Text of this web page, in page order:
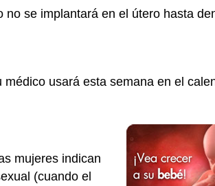
no se implantará en el útero hasta
usará esta semana en el
mujeres indican
(cuando el